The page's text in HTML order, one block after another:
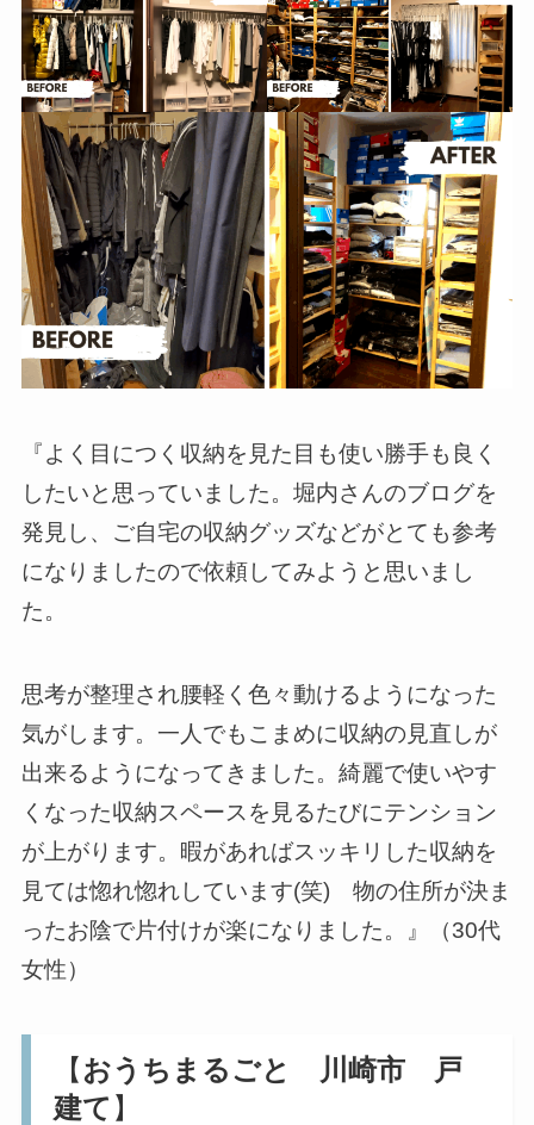
『よく目につく収納を見た目も使い勝手も良く
したいと思っていました。堀内さんのブログを
発見し、ご自宅の収納グッズなどがとても参考
になりましたので依頼してみようと思いまし
た。
思考が整理され腰軽く色々動けるようになった
気がします。一人でもこまめに収納の見直しが
出来るようになってきました。綺麗で使いやす
くなった収納スペースを見るたびにテンション
が上がります。暇があればスッキリした収納を
見ては惚れ惚れしています(笑) 物の住所が決ま
ったお陰で片付けが楽になりました。』（30代
女性）
【 おうちまるごと 川崎市 戸
建て 】